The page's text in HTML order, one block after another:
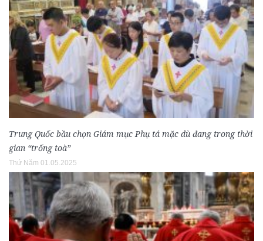
Trung Quốc bầu chọn Giám mục Phụ tá mặc dù đang trong thời
gian “trống toà”
Thứ Năm 01.05.2025